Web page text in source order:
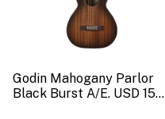
Godin Mahogany Parlor
Black Burst A/E. USD 1591